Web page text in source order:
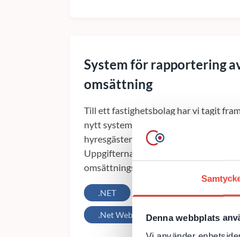
Denna webbplats
System för rapportering
omsättning
Till ett fastighetsbolag har vi tagit
nytt system som möjliggör för deras
hyresgäster att rapportera omsättning.
Uppgifterna ligger till grund för
omsättningsbaserad hyra och för...
.NET C# MVC
.Net Web API